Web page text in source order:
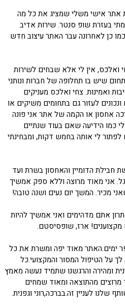
אתר אישי משלי שמציג את כל מה
בעזרת שופ סנטר. שירות אדיב
כמו כן לאחרונה עבר האתר עיצוב חדש
אין לי אלא שבחים לשירות
שיש בו תחלופה של חברות ונותני
ואמינות. צחי ואלכס מעניקים
ונכונים לעזור גם בתחומים משיקים או
אחסון או הקמה של אתר אני פונה
כמו הידיעה שאם בעוד שנתיים
לי אותה בחמש דקות, ומבחינתי
חבילת הדומיין והאחסון בשרת ועד
אני מאוד מרוצה וללא ספק אמשיך
מכיר. המשך יום נעים ושנה טובה!
אתם מדהימים ואני אמשיך להיות
ארז, שופסיסטם.
ימים.האתר מאוד יפה ומשרת את כל
לך על הטיפול המסור והמקצועי.כל
ומהירה והרגשנו שתמיד נעשה מאמץ
מרוצים מהתוצאה ומאוד שמחים